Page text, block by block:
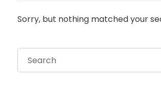
Sorry, but nothing matched your